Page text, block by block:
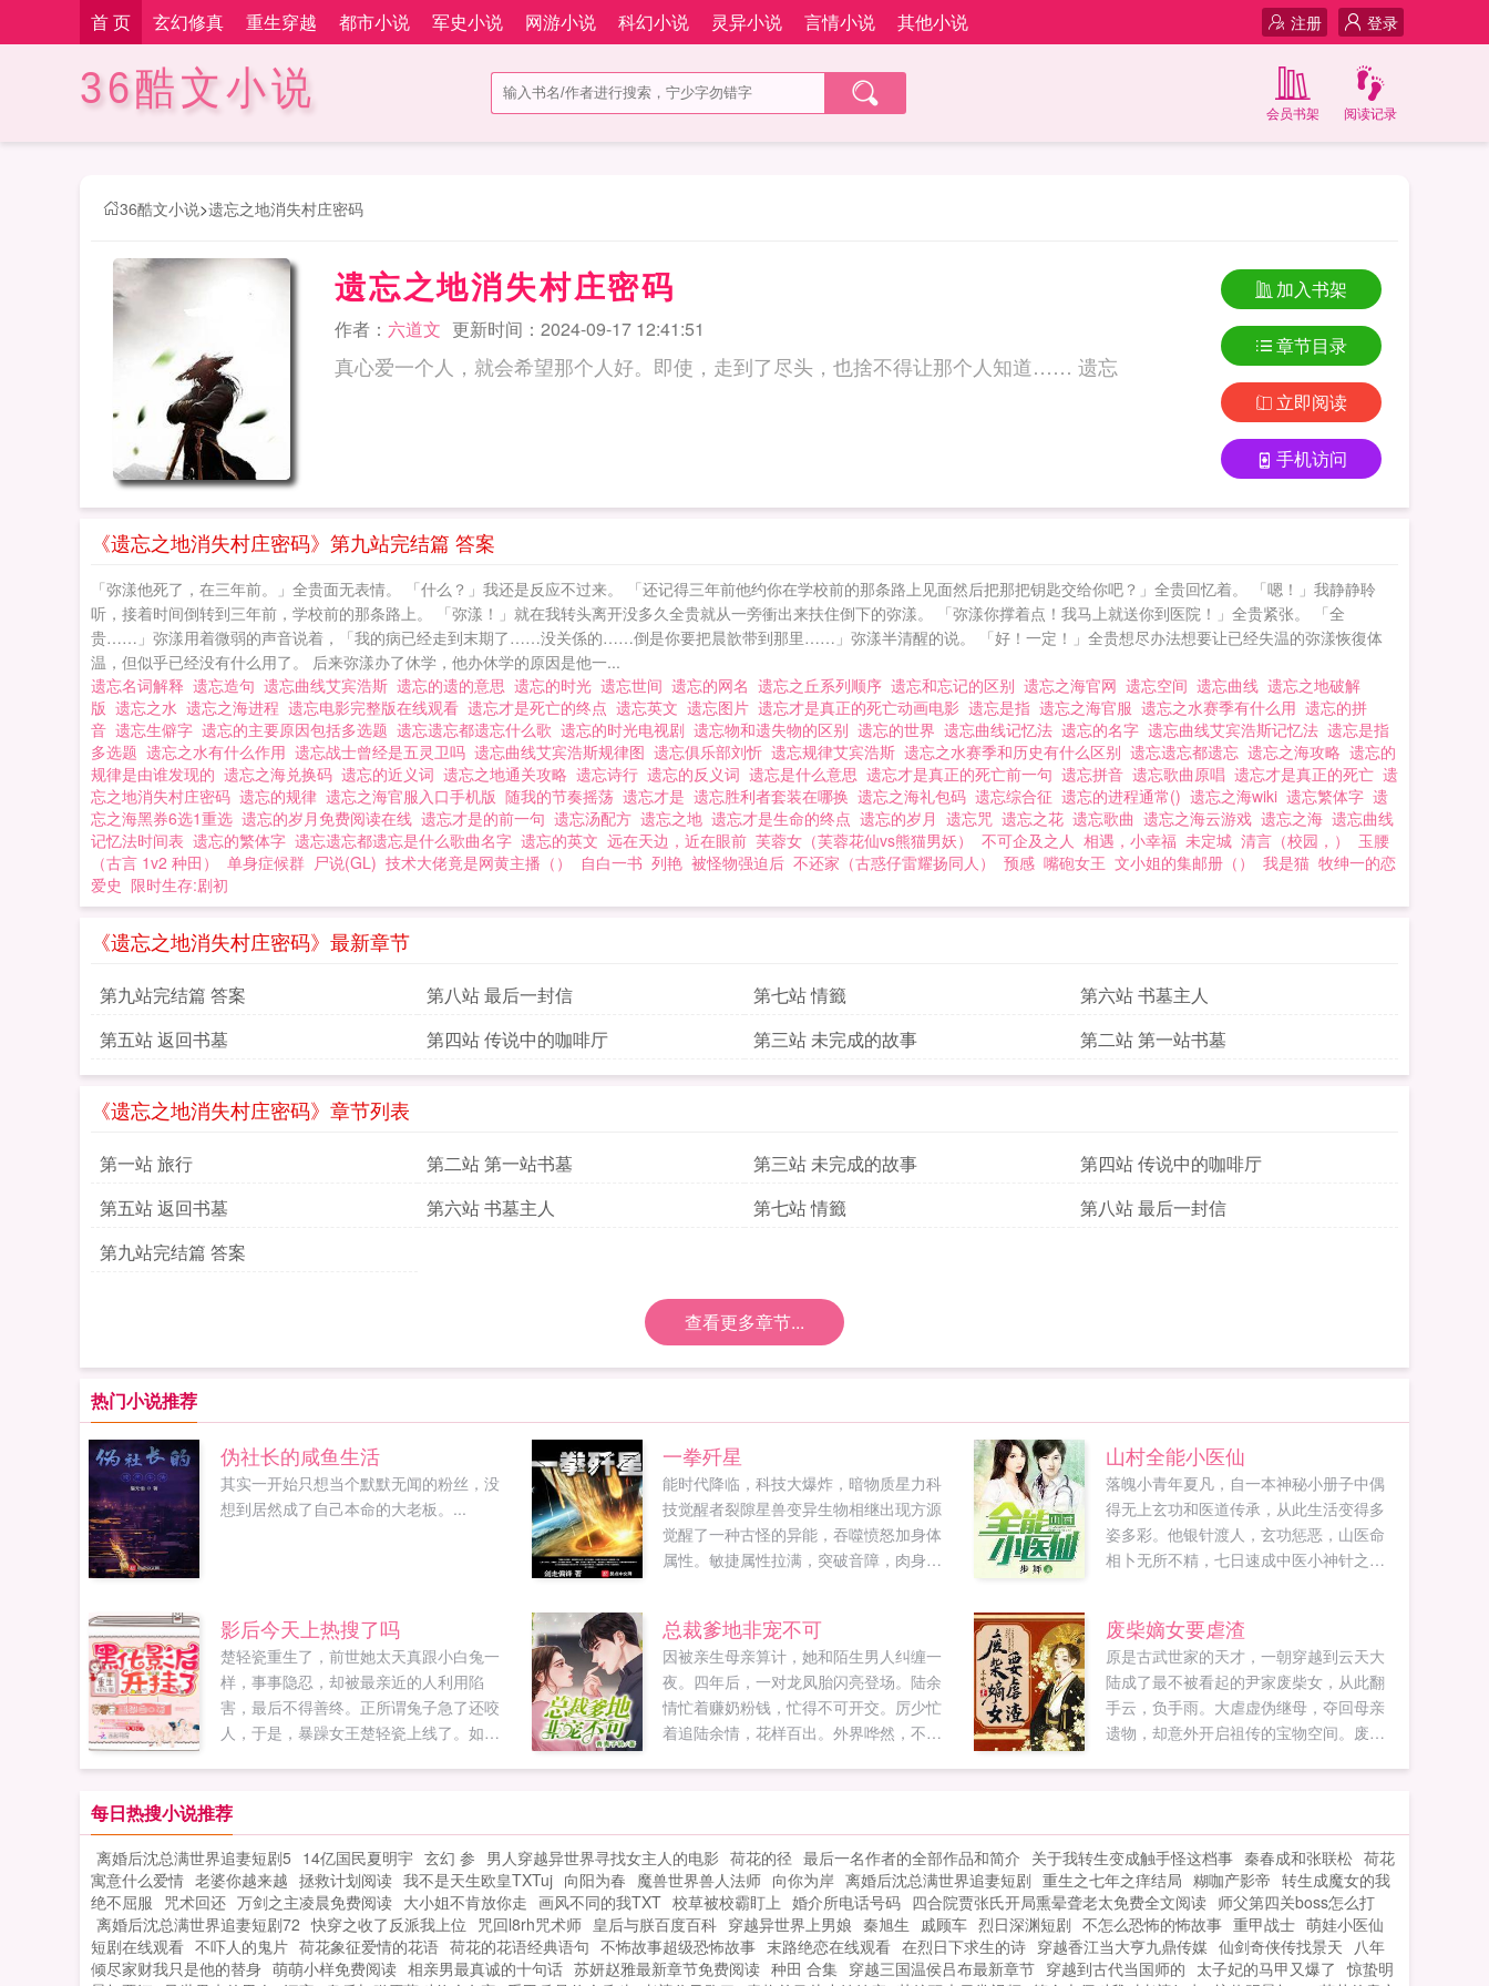
首 页 玄幻修真 重生穿越 都市小说 军史小说 网游小说 科幻小说 灵异小说 言情小说 其他小说 登录
注册
36酷文小说 阅读记录
会员书架
36酷文小说>遗忘之地消失村庄密码
遗忘之地消失村庄密码
作者： 六道文 更新时间：2024-09-17 12:41:51
真心爱一个人，就会希望那个人好。即使，走到了尽头，也捨不得让那个人知道…… 遗忘
加入书架
章节目录
立即阅读
手机访问
《遗忘之地消失村庄密码》第九站完结篇 答案
「弥漾他死了，在三年前。」全贵面无表情。 「什么？」我还是反应不过来。 「还记得三年前他约你在学校前的那条路上见面然后把那把钥匙交给你吧？」全贵回忆着。 「嗯！」我静静聆
听，接着时间倒转到三年前，学校前的那条路上。 「弥漾！」就在我转头离开没多久全贵就从一旁衝出来扶住倒下的弥漾。 「弥漾你撑着点！我马上就送你到医院！」全贵紧张。 「全
贵……」弥漾用着微弱的声音说着，「我的病已经走到末期了……没关係的……倒是你要把晨歆带到那里……」弥漾半清醒的说。 「好！一定！」全贵想尽办法想要让已经失温的弥漾恢復体
温，但似乎已经没有什么用了。 后来弥漾办了休学，他办休学的原因是他一...
遗忘名词解释 遗忘造句 遗忘曲线艾宾浩斯 遗忘的遗的意思 遗忘的时光 遗忘世间 遗忘的网名 遗忘之丘系列顺序 遗忘和忘记的区别 遗忘之海官网 遗忘空间 遗忘曲线 遗忘之地破解
版 遗忘之水 遗忘之海进程 遗忘电影完整版在线观看 遗忘才是死亡的终点 遗忘英文 遗忘图片 遗忘才是真正的死亡动画电影 遗忘是指 遗忘之海官服 遗忘之水赛季有什么用 遗忘的拼
音 遗忘生僻字 遗忘的主要原因包括多选题 遗忘遗忘都遗忘什么歌 遗忘的时光电视剧 遗忘物和遗失物的区别 遗忘的世界 遗忘曲线记忆法 遗忘的名字 遗忘曲线艾宾浩斯记忆法 遗忘是指
多选题 遗忘之水有什么作用 遗忘战士曾经是五灵卫吗 遗忘曲线艾宾浩斯规律图 遗忘俱乐部刘忻 遗忘规律艾宾浩斯 遗忘之水赛季和历史有什么区别 遗忘遗忘都遗忘 遗忘之海攻略 遗忘的
规律是由谁发现的 遗忘之海兑换码 遗忘的近义词 遗忘之地通关攻略 遗忘诗行 遗忘的反义词 遗忘是什么意思 遗忘才是真正的死亡前一句 遗忘拼音 遗忘歌曲原唱 遗忘才是真正的死亡 遗
忘之地消失村庄密码 遗忘的规律 遗忘之海官服入口手机版 随我的节奏摇荡 遗忘才是 遗忘胜利者套装在哪换 遗忘之海礼包码 遗忘综合征 遗忘的进程通常() 遗忘之海wiki 遗忘繁体字 遗
忘之海黑券6选1重选 遗忘的岁月免费阅读在线 遗忘才是的前一句 遗忘汤配方 遗忘之地 遗忘才是生命的终点 遗忘的岁月 遗忘咒 遗忘之花 遗忘歌曲 遗忘之海云游戏 遗忘之海 遗忘曲线
记忆法时间表 遗忘的繁体字 遗忘遗忘都遗忘是什么歌曲名字 遗忘的英文 远在天边，近在眼前 芙蓉女（芙蓉花仙vs熊猫男妖） 不可企及之人 相遇，小幸福 未定城 清言（校园，）
玉腰
（古言 1v2 种田）
单身症候群 尸说(GL) 技术大佬竟是网黄主播（） 自白一书 列艳 被怪物强迫后 不还家（古惑仔雷耀扬同人） 预感 嘴砲女王 文小姐的集邮册（） 我是猫 牧绅一的恋
爱史 限时生存:剧初
《遗忘之地消失村庄密码》最新章节
第九站完结篇 答案 第八站 最后一封信 第七站 情籤
第六站 书墓主人
第五站 返回书墓
第四站 传说中的咖啡厅 第三站 未完成的故事 第二站 第一站书墓
《遗忘之地消失村庄密码》章节列表
第一站 旅行 第二站 第一站书墓 第三站 未完成的故事
第四站 传说中的咖啡厅
第五站 返回书墓
第六站 书墓主人 第七站 情籤
第八站 最后一封信
第九站完结篇 答案
查看更多章节...
热门小说推荐
伪社长的咸鱼生活
其实一开始只想当个默默无闻的粉丝，没
想到居然成了自己本命的大老板。...
一拳歼星
能时代降临，科技大爆炸，暗物质星力科
技觉醒者裂隙星兽变异生物相继出现方源
觉醒了一种古怪的异能，吞噬愤怒加身体
属性。敏捷属性拉满，突破音障，肉身音
身抗核弹！精神属性拉满，梦境入侵，潜
意识植入，思维控制注本书走从国从军路
线。导读第363章肉身音第426章强相互作
用力材料第639章可控核聚变技术第688章
舰载天基武器。...
山村全能小医仙
落魄小青年夏凡，自一本神秘小册子中偶
得无上玄功和医道传承，从此生活变得多
姿多彩。他银针渡人，玄功惩恶，山医命
相卜无所不精，七日速成中医小神针之名
上人生巅峰。...
影后今天上热搜了吗
楚轻瓷重生了，前世她太天真跟小白兔一
样，事事隐忍，却被最亲近的人利用陷
害，最后不得善终。正所谓兔子急了还咬
人，于是，暴躁女王楚轻瓷上线了。如同
命。自打遇上了宇宙第一直男乔影帝之
后，怀疑人生的人却变成了她？？？恶龙
咆哮的楚小花我只想和你谈恋爱，你却想
和我谈演技？？？影帝弱小无助可怜我罩
的小花好像比我厉害，肿么办？...
总裁爹地非宠不可
因被亲生母亲算计，她和陌生男人纠缠一
夜。四年后，一对龙凤胎闪亮登场。陆余
情忙着赚奶粉钱，忙得不可开交。厉少忙
着追陆余情，花样百出。外界哗然，不是
们生三个弟弟妹妹！陆余情吓得魂不附
体，连夜潜逃。厉少将人拦了回来，如今
外界都知道，你要给我生三个娃，得坐实
了这个传闻。陆余情欲哭无泪，从此夜夜
笙歌，不消停。...
废柴嫡女要虐渣
原是古武世家的天才，一朝穿越到云天大
陆成了最不被看起的尹家废柴女，从此翻
手云，负手雨。大虐虚伪继母，夺回母亲
遗物，却意外开启祖传的宝物空间。废柴
的她同样要成为最强的人！...
每日热搜小说推荐
离婚后沈总满世界追妻短剧5 14亿国民夏明宇 玄幻 参 男人穿越异世界寻找女主人的电影 荷花的径 最后一名作者的全部作品和简介 关于我转生变成触手怪这档事 秦春成和张联松 荷花
寓意什么爱情 老婆你越来越 拯救计划阅读 我不是天生欧皇TXTuj 向阳为春 魔兽世界兽人法师 向你为岸 离婚后沈总满世界追妻短剧 重生之七年之痒结局 糊咖产影帝 转生成魔女的我
绝不屈服 咒术回还 万剑之主凌晨免费阅读 大小姐不肯放你走 画风不同的我TXT 校草被校霸盯上 婚介所电话号码 四合院贾张氏开局熏晕聋老太免费全文阅读 师父第四关boss怎么打
离婚后沈总满世界追妻短剧72 快穿之收了反派我上位 咒回l8rh咒术师 皇后与朕百度百科 穿越异世界上男娘 秦旭生 戚顾车 烈日深渊短剧 不怎么恐怖的怖故事 重甲战士 萌娃小医仙
短剧在线观看 不吓人的鬼片 荷花象征爱情的花语 荷花的花语经典语句 不怖故事超级恐怖故事 末路绝恋在线观看 在烈日下求生的诗 穿越香江当大亨九鼎传媒 仙剑奇侠传找景天
八年
倾尽家财我只是他的替身 萌萌小样免费阅读 相亲男最真诚的十句话 苏妍赵雅最新章节免费阅读 种田 合集 穿越三国温侯吕布最新章节 穿越到古代当国师的 太子妃的马甲又爆了 惊蛰明